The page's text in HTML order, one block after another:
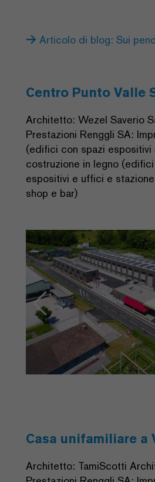
Articolo di blog: Sui
Centro Punto Valle
Architetto: Wezel Saverio
Prestazioni Renggli SA:
(edifici con spazi espositivi
costruzione in legno
espositivi e uffici e
shop e bar)
Previous
Casa unifamiliare a
Architetto: TamiScotti